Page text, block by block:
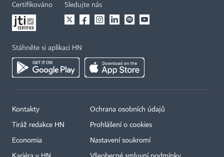
Certifikováno Sledujte nás
Stáhněte si aplikaci HN
Kontakty
Tiráž redakce HN
Economia
Ochrana osobních údajů
Prohlášení o cookies
Nastavení soukromí